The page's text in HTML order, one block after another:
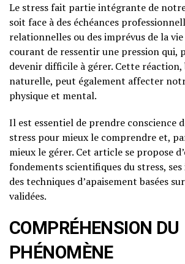
Le stress fait partie intégrante de
soit face à des échéances
relationnelles ou des imprévus de la
courant de ressentir une pression qui,
devenir difficile à gérer. Cette réaction,
naturelle, peut également affecter
physique et mental.
Il est essentiel de prendre conscience
stress pour mieux le comprendre et,
mieux le gérer. Cet article se propose
fondements scientifiques du stress,
des techniques d’apaisement basées
validées.
COMPRÉHENSION DU
PHÉNOMÈNE